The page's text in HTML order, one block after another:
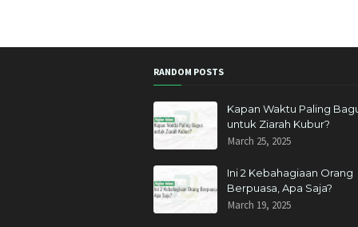
RANDOM POSTS
Kapan Waktu Paling
untuk Ziarah Kubur?
March 25, 2025
Ini 2 Kebahagiaan Orang
Berpuasa, Apa Saja?
March 19, 2025